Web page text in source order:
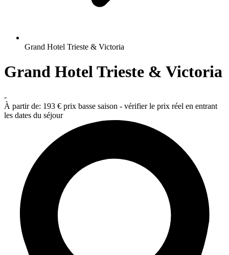
Grand Hotel Trieste & Victoria
Grand Hotel Trieste & Victoria
-
À partir de: 193 € prix basse saison - vérifier le prix réel en entrant
les dates du séjour